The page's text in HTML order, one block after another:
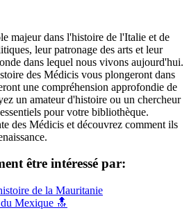
majeur dans l'histoire de l'Italie et de
leur patronage des arts et leur
dans lequel nous vivons aujourd'hui.
des Médicis vous plongeront dans
une compréhension approfondie de
un amateur d'histoire ou un chercheur
pour votre bibliothèque.
des Médicis et découvrez comment ils
être intéressé par:
de la Mauritanie
Mexique 🔝